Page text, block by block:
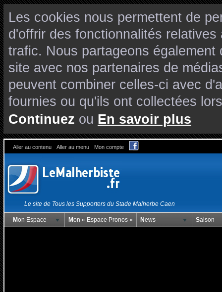
Les cookies nous permettent de
d'offrir des fonctionnalités
trafic. Nous partageons
site avec nos partenaires de
peuvent combiner celles-ci avec
fournies ou qu'ils ont collectées
Continuez ou En savoir plus
Aller au contenu Aller au menu Mon compte
Le site de Tous les Supporters du Stade Malherbe Caen
Mon Espace Mon « Espace Pronos » News Saison